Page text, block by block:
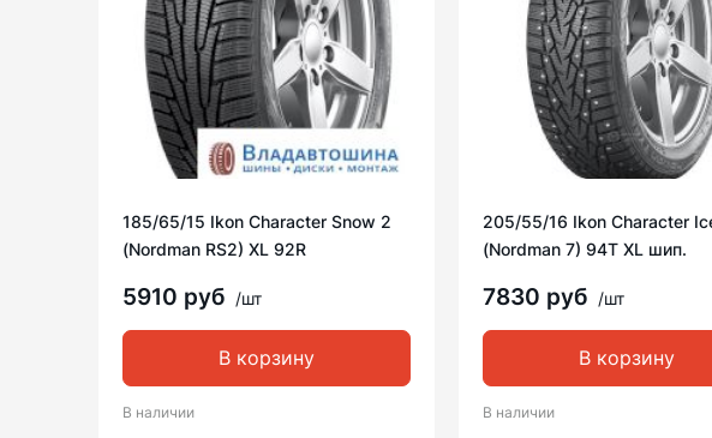
185/65/15 Ikon Character Snow 2
(Nordman RS2) XL 92R
5910 руб /шт
В корзину
В наличии
205/55/16 Ikon Character
(Nordman 7) 94T XL шип.
7830 руб /шт
В корзину
В наличии